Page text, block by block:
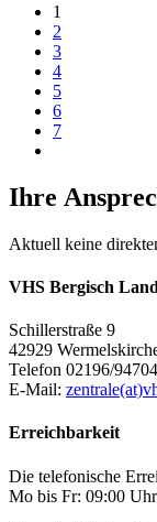
1
2
3
4
5
6
7
Ihre
Aktuell keine
VHS Bergisch Land
Schillerstraße 9
42929
Telefon 02196/
E-Mail:
Erreichbarkeit
Die telefonische
Mo bis Fr: 09:00